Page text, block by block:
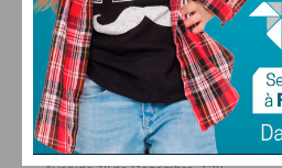
FARMACIAS DE
FERREIRA